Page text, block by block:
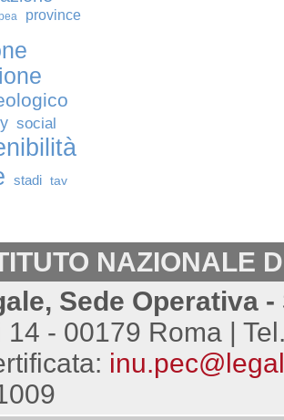
province
social
stadi tav
NAZIONALE
Sede Operativa
14 - 00179 Roma |